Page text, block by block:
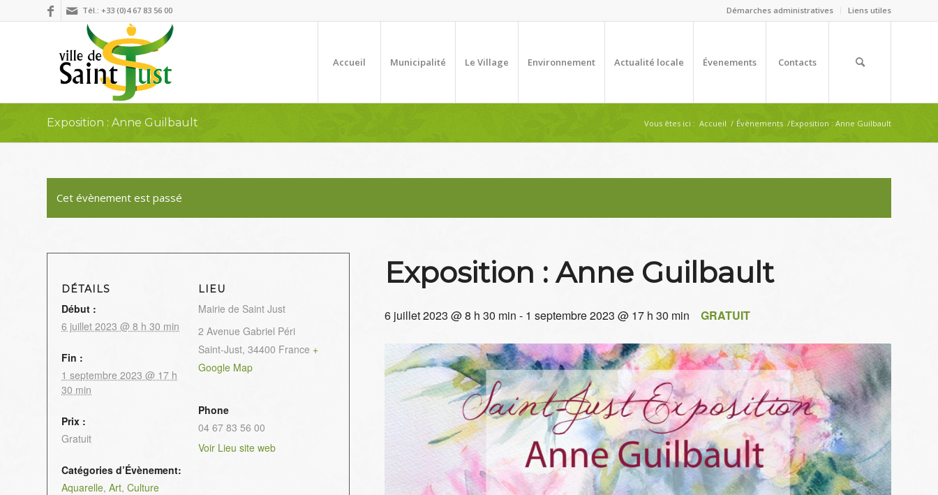
Démarches administratives Liens utiles
Tél.: +33 (0)4 67 83 56 00
Accueil Municipalité Le Village Environnement Actualité locale Évenements Contacts
Exposition : Anne Guilbault Vous êtes ici : Accueil / Évènements /Exposition : Anne Guilbault
Cet évènement est passé
Exposition : Anne Guilbault
6 juillet 2023 @ 8 h 30 min - 1 septembre 2023 @ 17 h 30 min GRATUIT
DÉTAILS
Début :
6 juillet 2023 @ 8 h 30 min
Fin :
1 septembre 2023 @ 17 h
30 min
Prix :
Gratuit
Catégories d’Évènement:
Aquarelle, Art, Culture
LIEU
Mairie de Saint Just
2 Avenue Gabriel Péri
Saint-Just, 34400 France +
Google Map
Phone
04 67 83 56 00
Voir Lieu site web